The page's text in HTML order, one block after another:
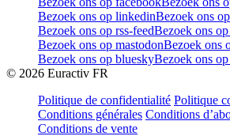
Bezoek ons op linkedinBezoek ons
Bezoek ons op rss-feedBezoek ons
Bezoek ons op mastodonBezoek ons
Bezoek ons op blueskyBezoek ons
© 2026 Euractiv FR
Politique de confidentialité Politique
Conditions générales Conditions
Conditions de vente